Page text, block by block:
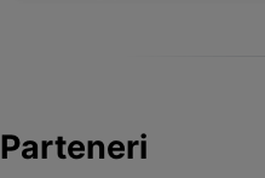
Parteneri